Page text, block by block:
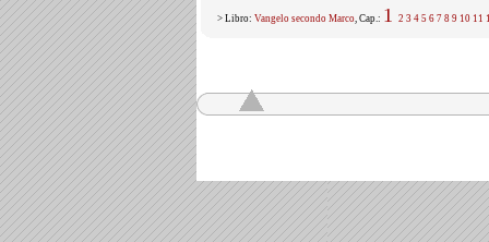
> Libro: Vangelo secondo Marco, Cap.: 1 2 3 4 5 6 7 8 9 10 11